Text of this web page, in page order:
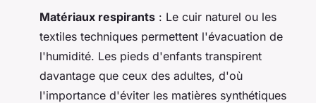
Matériaux respirants : Le cuir naturel ou les
textiles techniques permettent l'évacuation de
l'humidité. Les pieds d'enfants transpirent
davantage que ceux des adultes, d'où
l'importance d'éviter les matières synthétiques